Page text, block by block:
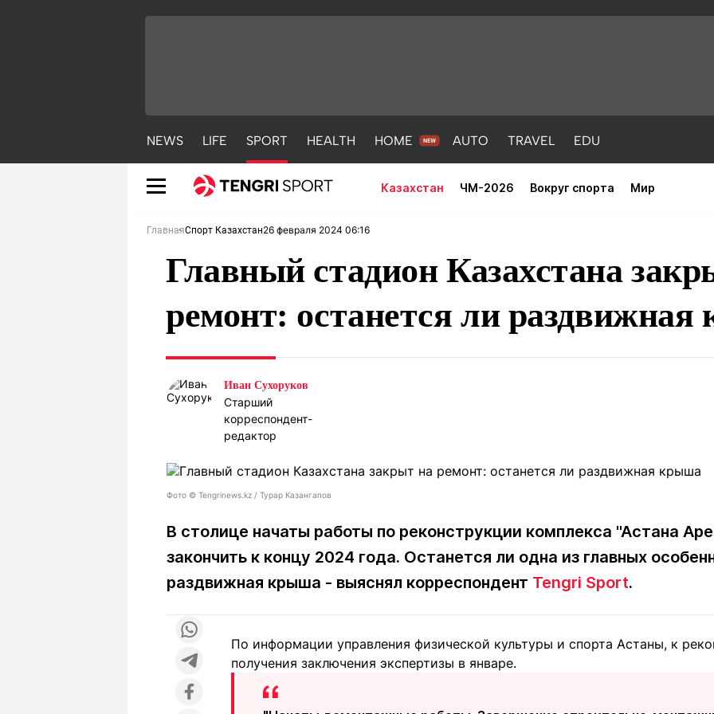
NEWS LIFE SPORT HEALTH HOME AUTO TRAVEL EDU
Казахстан ЧМ-2026 Вокруг спорта Мир
Погода
Полезно
Любопытно
Гороскопы
Рецепты
О проекте Контакты редакции Вакансии Реклама Пресс-центр
+7 (777) 001 44 99
ГлавнаяСпорт Казахстан26 февраля 2024 06:16
Главный стадион Казахстана
ремонт: останется ли
Иван Сухоруков
Старший
корреспондент-
редактор
Фото ©️ Tengrinews.kz / Турар Казангапов
В столице начаты работы по реконструкции комплекса "Астана
закончить к концу 2024 года. Останется ли одна из главных
раздвижная крыша - выяснял корреспондент Tengri Sport.
По информации управления физической культуры и спорта Астаны, к
получения заключения экспертизы в январе.